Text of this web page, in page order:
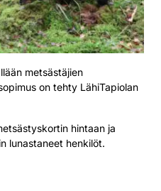
metsästäjien
on tehty LähiTapiolan
hintaan ja
lunastaneet henkilöt.